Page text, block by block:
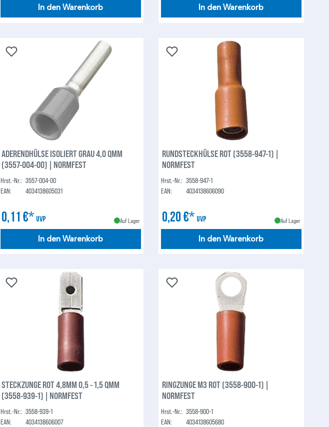
In den Warenkorb In den Warenkorb
ADERENDHÜLSE ISOLIERT GRAU 4,0 QMM
(3557-004-00) | NORMFEST
Hrst.-Nr.: 3557-004-00
EAN:
4034138605031
0,11 €* UVP Auf Lager
In den Warenkorb
RUNDSTECKHÜLSE ROT (3558-947-1) |
NORMFEST
Hrst.-Nr.: 3558-947-1
EAN:
4034138606090
0,20 €* UVP Auf Lager
In den Warenkorb
STECKZUNGE ROT 4,8MM 0,5 - 1,5 QMM
(3558-939-1) | NORMFEST
Hrst.-Nr.: 3558-939-1
EAN:
4034138606007
RINGZUNGE M3 ROT (3558-900-1) |
NORMFEST
Hrst.-Nr.: 3558-900-1
EAN:
4034138605680